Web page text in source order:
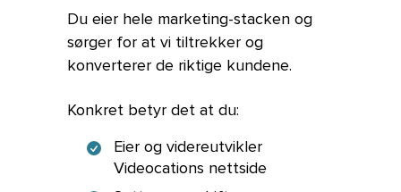
Du eier hele marketing-stacken og
sørger for at vi tiltrekker og
konverterer de riktige kundene.
Konkret betyr det at du:
Eier og videreutvikler
Videocations nettside